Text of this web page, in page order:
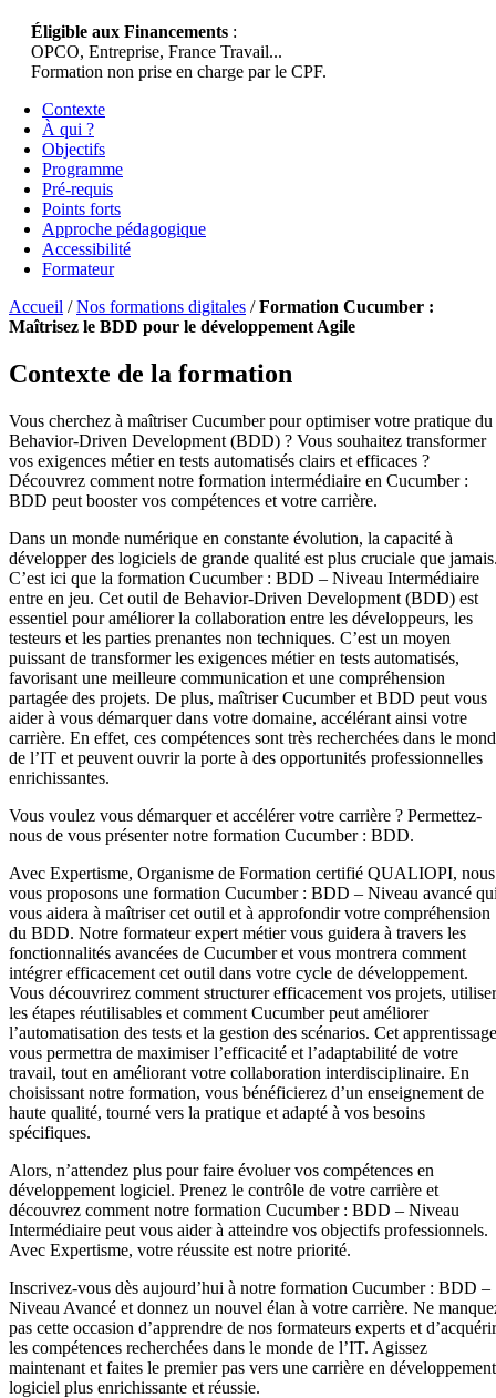
Éligible aux Financements :
OPCO, Entreprise, France Travail...
Formation non prise en charge par le CPF.
Contexte
À qui ?
Objectifs
Programme
Pré-requis
Points forts
Approche pédagogique
Accessibilité
Formateur
Accueil /Nos formations digitales /Formation Cucumber :
Maîtrisez le BDD pour le développement Agile
Contexte de la formation
Vous cherchez à maîtriser Cucumber pour optimiser votre pratique du
Behavior-Driven Development (BDD) ? Vous souhaitez transformer
vos exigences métier en tests automatisés clairs et efficaces ?
Découvrez comment notre formation intermédiaire en Cucumber :
BDD peut booster vos compétences et votre carrière.
Dans un monde numérique en constante évolution, la capacité à
développer des logiciels de grande qualité est plus cruciale que
C’est ici que la formation Cucumber : BDD – Niveau Intermédiaire
entre en jeu. Cet outil de Behavior-Driven Development (BDD) est
essentiel pour améliorer la collaboration entre les développeurs, les
testeurs et les parties prenantes non techniques. C’est un moyen
puissant de transformer les exigences métier en tests automatisés,
favorisant une meilleure communication et une compréhension
partagée des projets. De plus, maîtriser Cucumber et BDD peut vous
aider à vous démarquer dans votre domaine, accélérant ainsi votre
carrière. En effet, ces compétences sont très recherchées dans le
de l’IT et peuvent ouvrir la porte à des opportunités professionnelles
enrichissantes.
Vous voulez vous démarquer et accélérer votre carrière ? Permettez-
nous de vous présenter notre formation Cucumber : BDD.
Avec Expertisme, Organisme de Formation certifié QUALIOPI, nous
vous proposons une formation Cucumber : BDD – Niveau avancé
vous aidera à maîtriser cet outil et à approfondir votre compréhension
du BDD. Notre formateur expert métier vous guidera à travers les
fonctionnalités avancées de Cucumber et vous montrera comment
intégrer efficacement cet outil dans votre cycle de développement.
Vous découvrirez comment structurer efficacement vos projets, utiliser
les étapes réutilisables et comment Cucumber peut améliorer
l’automatisation des tests et la gestion des scénarios. Cet apprentissage
vous permettra de maximiser l’efficacité et l’adaptabilité de votre
travail, tout en améliorant votre collaboration interdisciplinaire. En
choisissant notre formation, vous bénéficierez d’un enseignement de
haute qualité, tourné vers la pratique et adapté à vos besoins
spécifiques.
Alors, n’attendez plus pour faire évoluer vos compétences en
développement logiciel. Prenez le contrôle de votre carrière et
découvrez comment notre formation Cucumber : BDD – Niveau
Intermédiaire peut vous aider à atteindre vos objectifs professionnels.
Avec Expertisme, votre réussite est notre priorité.
Inscrivez-vous dès aujourd’hui à notre formation Cucumber : BDD –
Niveau Avancé et donnez un nouvel élan à votre carrière. Ne
pas cette occasion d’apprendre de nos formateurs experts et d’acquérir
les compétences recherchées dans le monde de l’IT. Agissez
maintenant et faites le premier pas vers une carrière en développement
logiciel plus enrichissante et réussie.